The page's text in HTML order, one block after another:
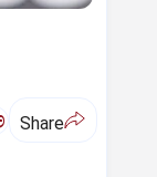
Share